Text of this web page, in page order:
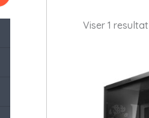
Viser 1 resultat